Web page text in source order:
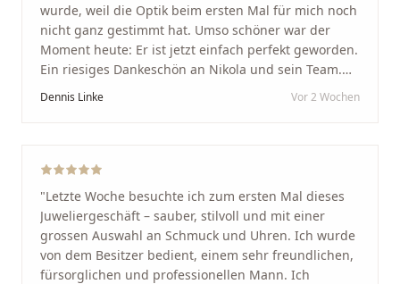
wurde, weil die Optik beim ersten Mal für mich noch
nicht ganz gestimmt hat. Umso schöner war der
Moment heute: Er ist jetzt einfach perfekt geworden.
Ein riesiges Dankeschön an Nikola und sein Team.
Vom ersten Termin an wurden wir jedes Mal
Arbeit und seine Kunden wirklich am Herzen liegen.
Service und echte Herzlichkeit schätzt, ist hier genau
richtig."
Dennis Linke Vor 2 Wochen
"Letzte Woche besuchte ich zum ersten Mal dieses
Juweliergeschäft – sauber, stilvoll und mit einer
grossen Auswahl an Schmuck und Uhren. Ich wurde
von dem Besitzer bedient, einem sehr freundlichen,
fürsorglichen und professionellen Mann. Ich